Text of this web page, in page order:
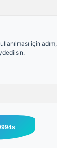
için